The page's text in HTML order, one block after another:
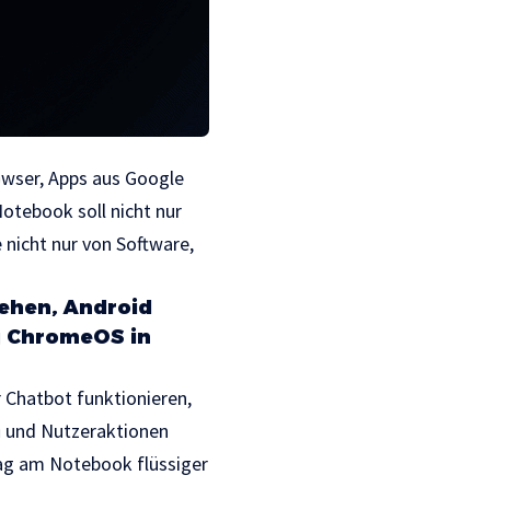
Apps aus Google
soll nicht nur
nur von Software,
Android
in
Chatbot funktionieren,
Nutzeraktionen
am Notebook flüssiger